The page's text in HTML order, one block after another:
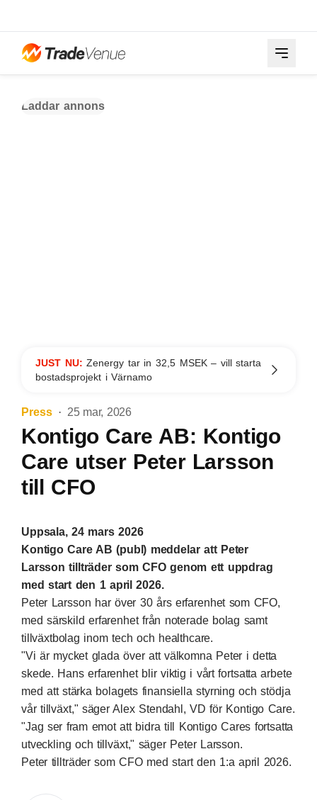
Laddar annons
JUST NU:Zenergy tar in 32,5 MSEK – vill starta
bostadsprojekt i Värnamo
Press 25 mar, 2026
Kontigo Care AB: Kontigo
Care utser Peter Larsson
till CFO
Uppsala, 24 mars 2026
Kontigo Care AB (publ) meddelar att Peter
Larsson tillträder som CFO genom ett uppdrag
med start den 1 april 2026.
Peter Larsson har över 30 års erfarenhet som CFO,
med särskild erfarenhet från noterade bolag samt
tillväxtbolag inom tech och healthcare.
"Vi är mycket glada över att välkomna Peter i detta
skede. Hans erfarenhet blir viktig i vårt fortsatta arbete
med att stärka bolagets finansiella styrning och stödja
vår tillväxt," säger Alex Stendahl, VD för Kontigo Care.
"Jag ser fram emot att bidra till Kontigo Cares fortsatta
utveckling och tillväxt," säger Peter Larsson.
Peter tillträder som CFO med start den 1:a april 2026.